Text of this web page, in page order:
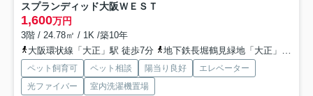
スプランディッド大阪ＷＥＳＴ
1,600万円
3階 / 24.78㎡ / 1K /築10年
大阪環状線「大正」駅 徒歩7分
地下鉄長堀鶴見緑地「大正」駅 徒歩7分
ペット飼育可 ペット相談 陽当り良好
エレベーター
光ファイバー
室内洗濯機置場